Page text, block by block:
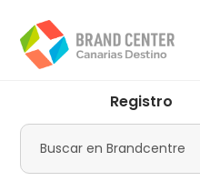
contenido
principal
menu
Promotur
Registro
Buscar